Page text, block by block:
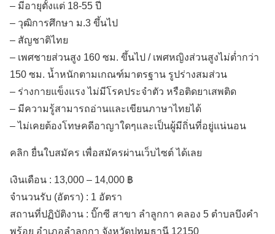
– มีอายุตั้งแต่ 18-55 ปี
– วุฒิการศึกษา ม.3 ขึ้นไป
– สัญชาติไทย
– เพศชายส่วนสูง 160 ซม. ขึ้นไป / เพศหญิงส่วนสูงไม่ต่ำกว่า
150 ซม. น้ำหนักตามเกณฑ์มาตรฐาน รูปร่างสมส่วน
– ร่างกายแข็งแรง ไม่มีโรคประจำตัว หรือติดยาเสพติด
– มีความรู้สามารถอ่านและเขียนภาษาไทยได้
– ไม่เคยต้องโทษคดีอาญาใดๆและเป็นผู้มีถิ่นที่อยู่แน่นอน
คลิก ยื่นใบสมัคร เพื่อสมัครผ่านเว็บไซต์ ได้เลย
เงินเดือน : 13,000 – 14,000 ฿
จำนวนรับ (อัตรา) : 1 อัตรา
สถานที่ปฏิบัติงาน : บิ๊กซี สาขา ลำลูกกา คลอง 5 ตำบลบึงคำ
พร้อย อำเภอลำลูกกา จังหวัดปทุมธานี 12150